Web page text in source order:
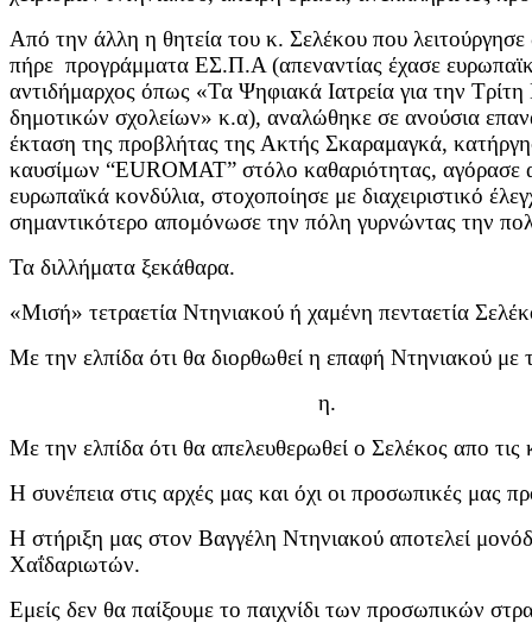
Από την άλλη η θητεία του κ. Σελέκου που
πήρε προγράμματα ΕΣ.Π.Α (απεναντίας έχασε
αντιδήμαρχος όπως «Τα Ψηφιακά Ιατρεία για την
δημοτικών σχολείων» κ.α), αναλώθηκε σε ανούσια
έκταση της προβλήτας της Ακτής Σκαραμαγκά,
καυσίμων “EUROMAT” στόλο καθαριότητας, αγόρασε
ευρωπαϊκά κονδύλια, στοχοποίησε με διαχειριστικό
σημαντικότερο απομόνωσε την πόλη γυρνώντας την
Τα διλλήματα ξεκάθαρα.
«Μισή» τετραετία Ντηνιακού ή χαμένη πενταετία
Με την ελπίδα ότι θα διορθωθεί η επαφή Ντηνιακού με
η.
Με την ελπίδα ότι θα απελευθερωθεί ο Σελέκος απο
Η συνέπεια στις αρχές μας και όχι οι προσωπικές μας
Η στήριξη μας στον Βαγγέλη Ντηνιακού αποτελεί
Χαΐδαριωτών.
Εμείς δεν θα παίξουμε το παιχνίδι των προσωπικών